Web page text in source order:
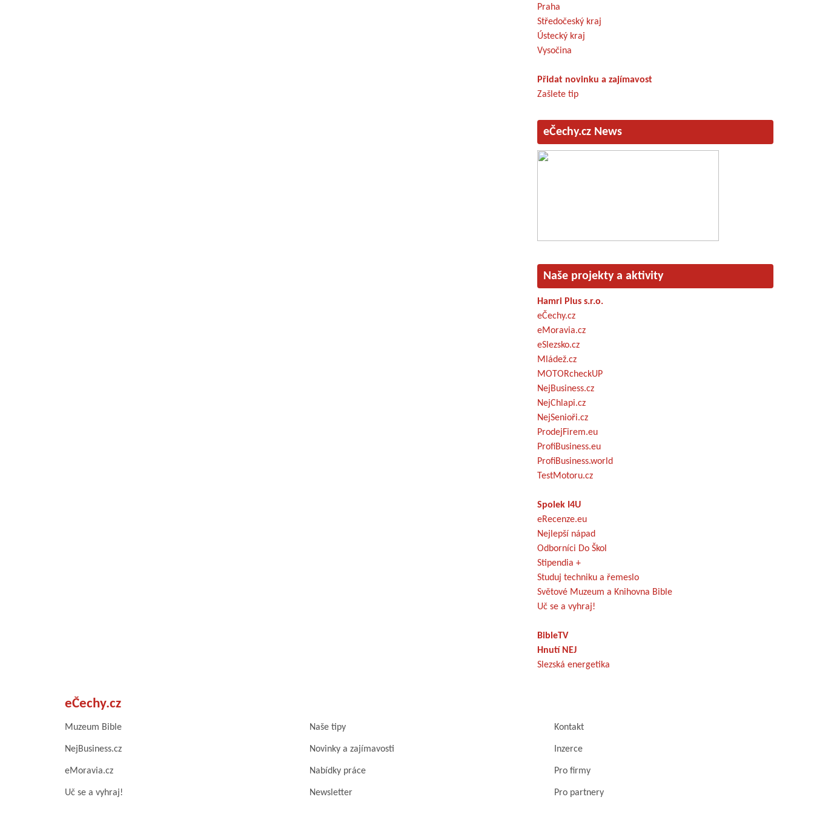
Praha
Středočeský kraj
Ústecký kraj
Vysočina
Přidat novinku a zajímavost
Zašlete tip
eČechy.cz News
Naše projekty a aktivity
Hamri Plus s.r.o.
eČechy.cz
eMoravia.cz
eSlezsko.cz
Mládež.cz
MOTORcheckUP
NejBusiness.cz
NejChlapi.cz
NejSenioři.cz
ProdejFirem.eu
ProfiBusiness.eu
ProfiBusiness.world
TestMotoru.cz
Spolek I4U
eRecenze.eu
Nejlepší nápad
Odborníci Do Škol
Stipendia +
Studuj techniku a řemeslo
Světové Muzeum a Knihovna Bible
Uč se a vyhraj!
BibleTV
Hnutí NEJ
Slezská energetika
eČechy.cz
Muzeum Bible Naše tipy Kontakt
NejBusiness.cz Novinky a zajímavosti Inzerce
eMoravia.cz Nabídky práce Pro firmy
Uč se a vyhraj! Newsletter Pro partnery